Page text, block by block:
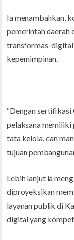
Ia menambahkan,
pemerintah daerah
transformasi digital
kepemimpinan.
“Dengan sertifikasi
pelaksana memiliki
tata kelola, dan
tujuan
Lebih lanjut ia
diproyeksikan
layanan publik di
digital yang